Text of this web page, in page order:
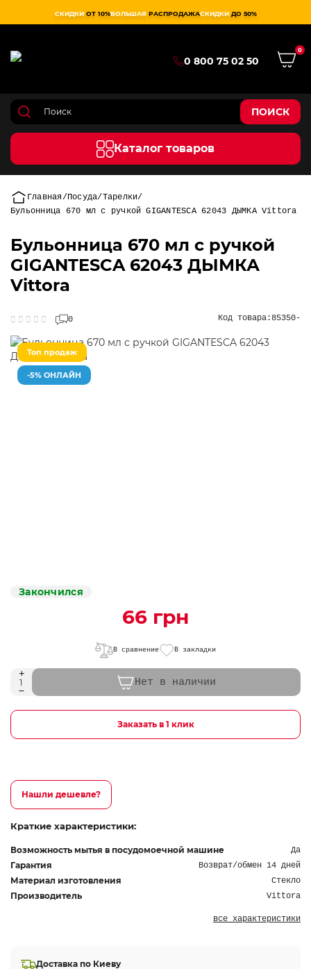
СКИДКИ ОТ 10%БОЛЬШАЯ РАСПРОДАЖАСКИДКИ ДО 50%
0 800 75 02 50
0
ПОИСК
Каталог товаров
Главная Посуда Тарелки
Бульонница 670 мл с ручкой GIGANTESCA 62043 ДЫМКА Vittora
Бульонница 670 мл с ручкой
GIGANTESCA 62043 ДЫМКА
Vittora
0 Код товара:85350-
Топ продаж
-5% ОНЛАЙН
Закончился
66 грн
В сравнение В закладки
Нет в наличии
Заказать в 1 клик
Нашли дешевле?
Краткие характеристики:
Возможность мытья в посудомоечной машине Да
Гарантия Возврат/обмен 14 дней
Материал изготовления Стекло
Производитель Vittora
все характеристики
Доставка по Киеву